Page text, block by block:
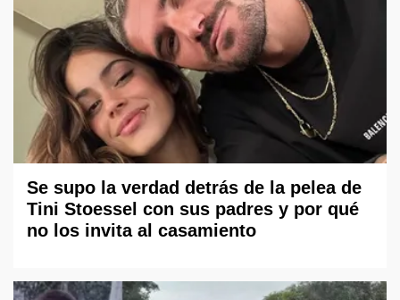
Se supo la verdad detrás de la pelea de
Tini Stoessel con sus padres y por qué
no los invita al casamiento